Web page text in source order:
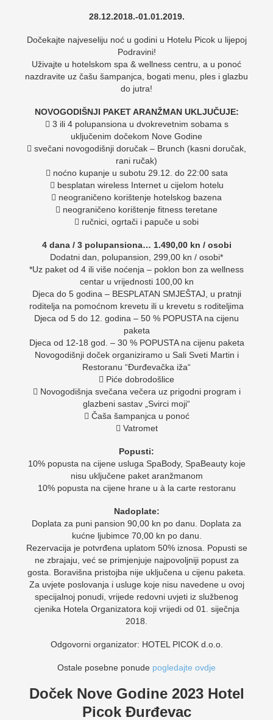
28.12.2018.-01.01.2019.
Dočekajte najveseliju noć u godini u Hotelu Picok u lijepoj
Podravini!
Uživajte u hotelskom spa & wellness centru, a u ponoć
nazdravite uz čašu šampanjca, bogati menu, ples i glazbu
do jutra!
NOVOGODIŠNJI PAKET ARANŽMAN UKLJUČUJE:
 3 ili 4 polupansiona u dvokrevetnim sobama s
uključenim dočekom Nove Godine
 svečani novogodišnji doručak – Brunch (kasni doručak,
rani ručak)
 noćno kupanje u subotu 29.12. do 22:00 sata
 besplatan wireless Internet u cijelom hotelu
 neograničeno korištenje hotelskog bazena
 neograničeno korištenje fitness teretane
 ručnici, ogrtači i papuče u sobi
4 dana / 3 polupansiona… 1.490,00 kn / osobi
Dodatni dan, polupansion, 299,00 kn / osobi*
*Uz paket od 4 ili više noćenja – poklon bon za wellness
centar u vrijednosti 100,00 kn
Djeca do 5 godina – BESPLATAN SMJEŠTAJ, u pratnji
roditelja na pomoćnom krevetu ili u krevetu s roditeljima
Djeca od 5 do 12. godina – 50 % POPUSTA na cijenu
paketa
Djeca od 12-18 god. – 30 % POPUSTA na cijenu paketa
Novogodišnji doček organiziramo u Sali Sveti Martin i
Restoranu “Đurđevačka iža“
 Piće dobrodošlice
 Novogodišnja svečana večera uz prigodni program i
glazbeni sastav „Svirci moji“
 Čaša šampanjca u ponoć
 Vatromet
Popusti:
10% popusta na cijene usluga SpaBody, SpaBeauty koje
nisu uključene paket aranžmanom
10% popusta na cijene hrane u à la carte restoranu
Nadoplate:
Doplata za puni pansion 90,00 kn po danu. Doplata za
kućne ljubimce 70,00 kn po danu.
Rezervacija je potvrđena uplatom 50% iznosa. Popusti se
ne zbrajaju, već se primjenjuje najpovoljniji popust za
gosta. Boravišna pristojba nije uključena u cijenu paketa.
Za uvjete poslovanja i usluge koje nisu navedene u ovoj
specijalnoj ponudi, vrijede redovni uvjeti iz službenog
cjenika Hotela Organizatora koji vrijedi od 01. siječnja
2018.
Odgovorni organizator: HOTEL PICOK d.o.o.
Ostale posebne ponude pogledajte ovdje
Doček Nove Godine 2023 Hotel
Picok Đurđevac